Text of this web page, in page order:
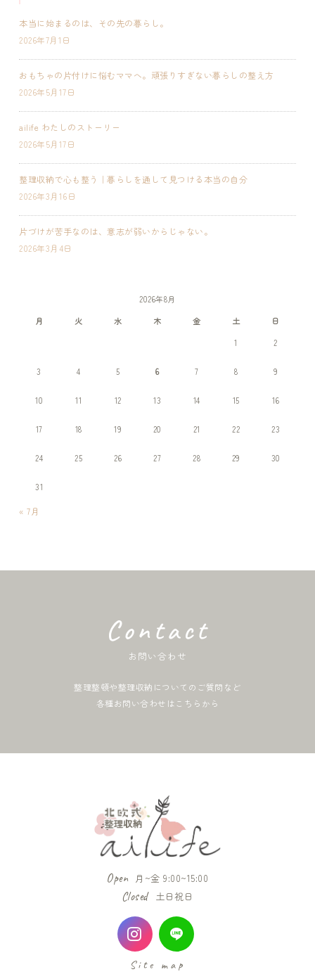
本当に始まるのは、その先の暮らし。
2026年7月1日
おもちゃの片付けに悩むママへ。頑張りすぎない暮らしの整え方
2026年5月17日
ailife わたしのストーリー
2026年5月17日
整理収納で心も整う｜暮らしを通して見つける本当の自分
2026年3月16日
片づけが苦手なのは、意志が弱いからじゃない。
2026年3月4日
2026年8月
月
火 水 木 金 土
日
1
2
3 4 5 6 7 8 9
10 11 12 13 14 15 16
17 18 19 20 21 22 23
24 25 26 27 28 29 30
31
« 7月
Contact
お問い合わせ
整理整頓や整理収納についてのご質問など
各種お問い合わせはこちらから
Open 月~金 9:00~15:00
Closed 土日祝日
Site map